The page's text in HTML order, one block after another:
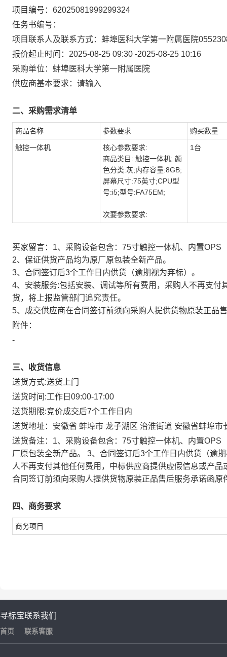
项目编号： 62025081999299324
任务书编号：
项目联系人及联系方式： 蚌埠医科大学第一附属医院
报价起止时间： 2025-08-25 09:30 -2025-08-25 10:16
采购单位： 蚌埠医科大学第一附属医院
供应商基本要求：请输入
二、采购需求清单
商品名称 参数要求 购买数量
触控一体机
核心参数要求:
商品类目: 触控一体机; 颜
色分类:灰;内存容量:8GB;
屏幕尺寸:75英寸;CPU型
号:i5;型号:FA75EM;
次要参数要求:
1台
买家留言：1、采购设备包含：75寸触控一体机、内置OPS
2、保证供货产品均为原厂原包装全新产品。
3、合同签订后3个工作日内供货（逾期视为弃标）。
4、安装服务:包括安装、调试等所有费用，采购人不再支
货，将上报监管部门追究责任。
5、成交供应商在合同签订前须向采购人提供货物原装正品
附件：
-
三、收货信息
送货方式:送货上门
送货时间:工作日09:00-17:00
送货期限:竞价成交后7个工作日内
送货地址： 安徽省 蚌埠市 龙子湖区 治淮街道 安徽省蚌埠
送货备注： 1、采购设备包含：75寸触控一体机、内置OPS
厂原包装全新产品。 3、合同签订后3个工作日内供货（逾
人不再支付其他任何费用，中标供应商提供虚假信息或产
合同签订前须向采购人提供货物原装正品售后服务承诺函原
四、商务要求
商务项目
寻标宝
首页
联系我们
联系客服